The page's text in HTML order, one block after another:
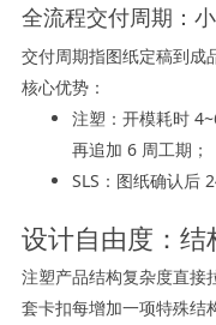
全流程交付周期：
交付周期指图纸定稿到成
核心优势：
注塑：开模耗时
再追加 6 周工期；
SLS：图纸确认后
设计自由度：结
注塑产品结构复杂度直接
套卡扣每增加一项特殊结